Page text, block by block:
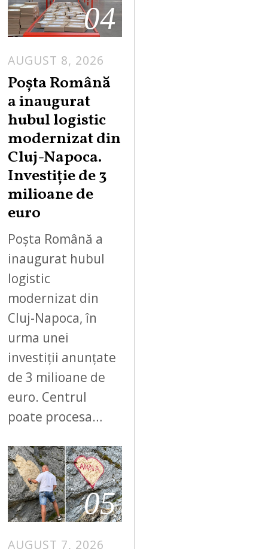
04
AUGUST 8, 2026
Poșta Română
a inaugurat
hubul logistic
modernizat din
Cluj-Napoca.
Investiție de 3
milioane de
euro
Poșta Română a
inaugurat hubul
logistic
modernizat din
Cluj-Napoca, în
urma unei
investiții anunțate
de 3 milioane de
euro. Centrul
poate procesa…
05
AUGUST 7, 2026